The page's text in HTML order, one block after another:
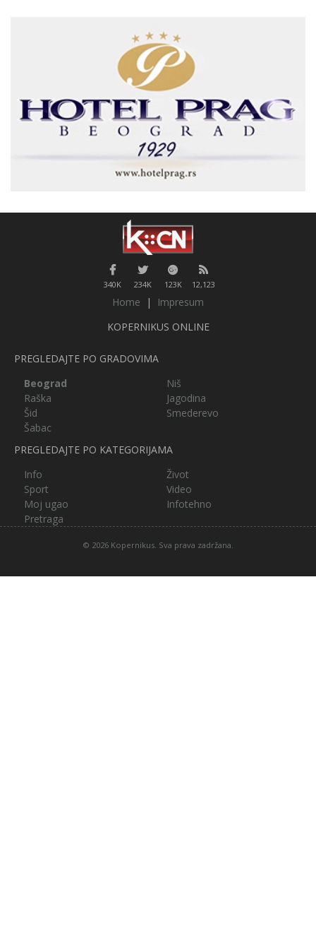
340K 234K 123K 12,123
Home |
Impresum
KOPERNIKUS ONLINE
PREGLEDAJTE PO GRADOVIMA
Beograd
Niš
Raška
Jagodina
Šid
Smederevo
Šabac
PREGLEDAJTE PO KATEGORIJAMA
Info
Život
Sport
Video
Moj ugao
Infotehno
Pretraga
© 2026 Kopernikus. Sva prava zadržana.